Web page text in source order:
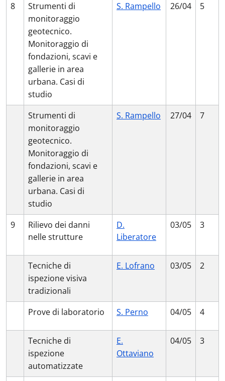
8
Strumenti di
monitoraggio
geotecnico.
Monitoraggio di
fondazioni, scavi e
gallerie in area
urbana. Casi di
studio
S. Rampello 26/04 5
Strumenti di
monitoraggio
geotecnico.
Monitoraggio di
fondazioni, scavi e
gallerie in area
urbana. Casi di
studio
S. Rampello 27/04 7
9
Rilievo dei danni
nelle strutture
D.
Liberatore
03/05 3
Tecniche di
ispezione visiva
tradizionali
E. Lofrano 03/05 2
Prove di laboratorio S. Perno 04/05 4
Tecniche di
ispezione
automatizzate
E.
Ottaviano
04/05 3